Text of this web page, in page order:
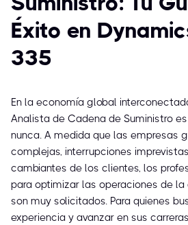
Éxito en
335
En la economía global
Analista de Cadena de Suministro
nunca. A medida que las empresas
complejas, interrupciones
cambiantes de los clientes, los
para optimizar las operaciones de
son muy solicitados. Para quienes
experiencia y avanzar en sus